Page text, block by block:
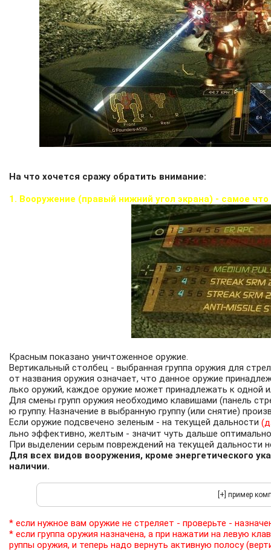
На что хочется сражу обратить внимание:
1. Вооружение (правый нижний угол экрана) - самое
Красным показано уничтоженное оружие.
Вертикальный столбец - выбранная группа оружия для
от названия оружия означает, что данное оружие
лько оружий, каждое оружие может принадлежать к одной
Для смены групп оружия необходимо клавишами (панель
ю группу. Назначение в выбранную группу (или снятие)
Если оружие подсвечено зеленым - на текущей дальности
льно эффективно, желтым - значит чуть дальше
При выделении серым повреждений на текущей дальности
Для всех видов вооружения, кроме энергетического
наличии.
* если нужное вам оружие не стреляет - проверьте -
* если группа оружия назначена, а при нажатии на левую
руппы оружия, и теперь надо вернуть активную полосу